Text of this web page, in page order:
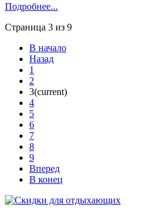
Подробнее...
Страница 3 из 9
В начало
Назад
1
2
3(current)
4
5
6
7
8
9
Вперед
В конец